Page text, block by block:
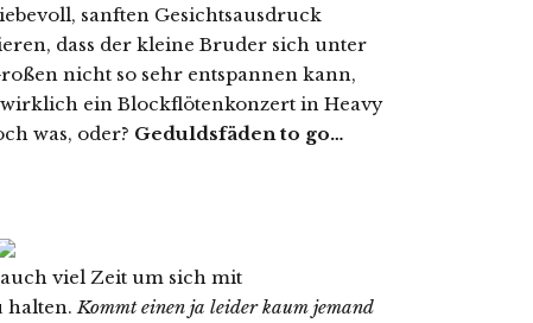
sanften Gesichtsausdruck
dass der kleine Bruder sich unter
nicht so sehr entspannen kann,
ein Blockflötenkonzert in Heavy
was, oder? Geduldsfäden to go…
viel Zeit um sich mit
halten.Kommt einen ja leider kaum jemand